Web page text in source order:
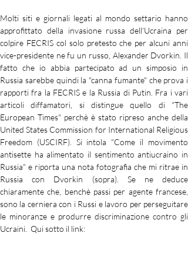
Molti siti e giornali legati al mondo settario hanno
approfittato della invasione russa dell'Ucraina per
colpire FECRIS col solo pretesto che per alcuni anni
vice-presidente ne fu un russo, Alexander Dvorkin. Il
fatto che io abbia partecipato ad un simposio in
Russia sarebbe quindi la "canna fumante" che prova i
rapporti fra la FECRIS e la Russia di Putin. Fra i vari
articoli diffamatori, si distingue quello di "The
European Times" perchè è stato ripreso anche della
United States Commission for International Religious
Freedom (USCIRF). Si intola "Come il movimento
antisette ha alimentato il sentimento antiucraino in
Russia" e riporta una nota fotografia che mi ritrae in
Russia con Dvorkin (sopra). Se ne deduce
chiaramente che, benchè passi per agente francese,
sono la cerniera con i Russi e lavoro per perseguitare
le minoranze e produrre discriminazione contro gli
Ucraini.  Qui sotto il link: